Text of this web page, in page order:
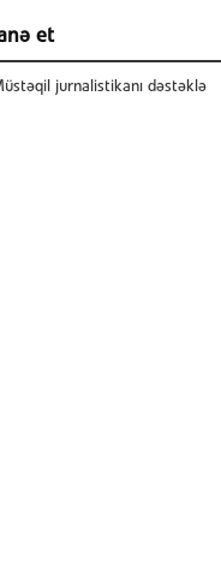
et
jurnalistikanı dəstəklə